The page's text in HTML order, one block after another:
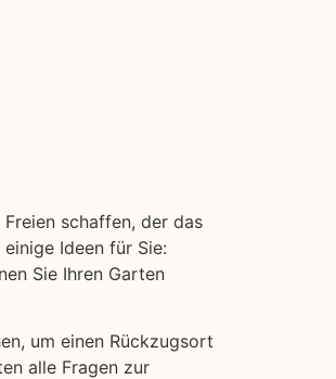
schaffen, der das
Ideen für Sie:
Sie Ihren Garten
um einen Rückzugsort
alle Fragen zur